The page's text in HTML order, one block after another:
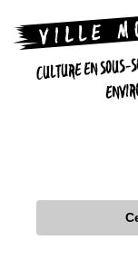
CULTURE EN SOUS-